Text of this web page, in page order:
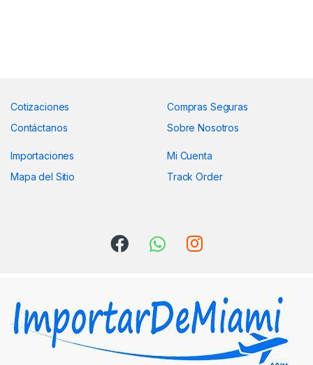
Cotizaciones
Contáctanos
Compras Seguras
Sobre Nosotros
Importaciones
Mapa del Sitio
Mi Cuenta
Track Order